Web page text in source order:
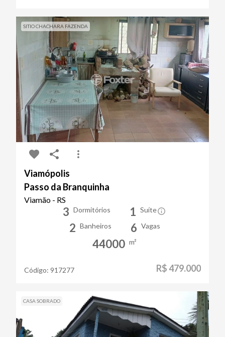
SITIO CHACHARA FAZENDA
Viamópolis
Passo da Branquinha
Viamão - RS
3 Dormitórios 1 Suíte
2 Banheiros 6 Vagas
44000 m²
Código: 917277 R$ 479.000
CASA SOBRADO